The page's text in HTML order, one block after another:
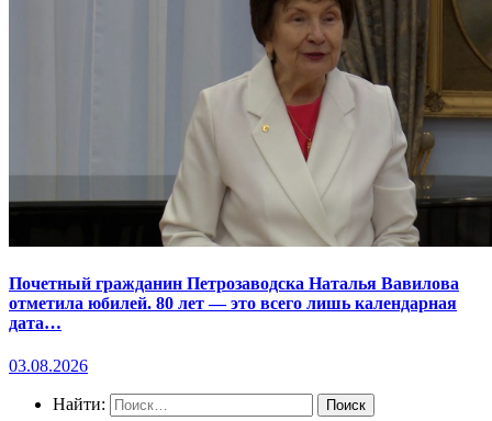
Почетный гражданин Петрозаводска Наталья Вавилова
отметила юбилей. 80 лет — это всего лишь календарная
дата…
03.08.2026
Найти: